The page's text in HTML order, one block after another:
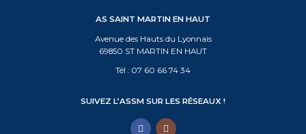
AS SAINT MARTIN EN HAUT
Avenue des Hauts du Lyonnais
69850 ST MARTIN EN HAUT
Tél : 07 60 66 74 34
SUIVEZ L’ASSM SUR LES RÉSEAUX !